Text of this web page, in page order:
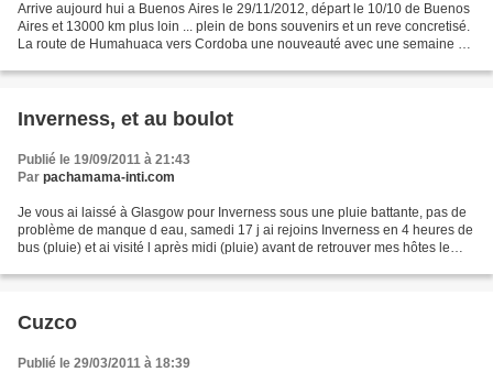
Arrive aujourd hui a Buenos Aires le 29/11/2012, départ le 10/10 de Buenos
Aires et 13000 km plus loin ... plein de bons souvenirs et un reve concretisé.
La route de Humahuaca vers Cordoba une nouveauté avec une semaine de
Inverness, et au boulot
Publié le 19/09/2011 à 21:43
Par pachamama-inti.com
Je vous ai laissé à Glasgow pour Inverness sous une pluie battante, pas de
problème de manque d eau, samedi 17 j ai rejoins Inverness en 4 heures de
bus (pluie) et ai visité l après midi (pluie) avant de retrouver mes hôtes le
Cuzco
Publié le 29/03/2011 à 18:39